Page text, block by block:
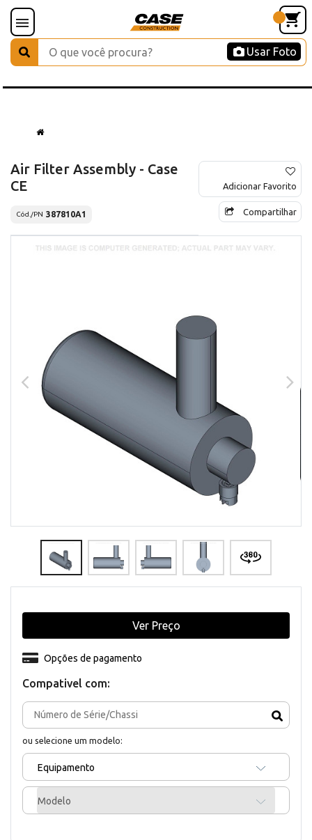
Usar Foto
Air Filter Assembly - Case
CE
Cód./PN 387810A1
Adicionar Favorito
Compartilhar
Compativel com:
ou selecione um modelo:
Equipamento
Modelo
Opções de pagamento
Ver Preço